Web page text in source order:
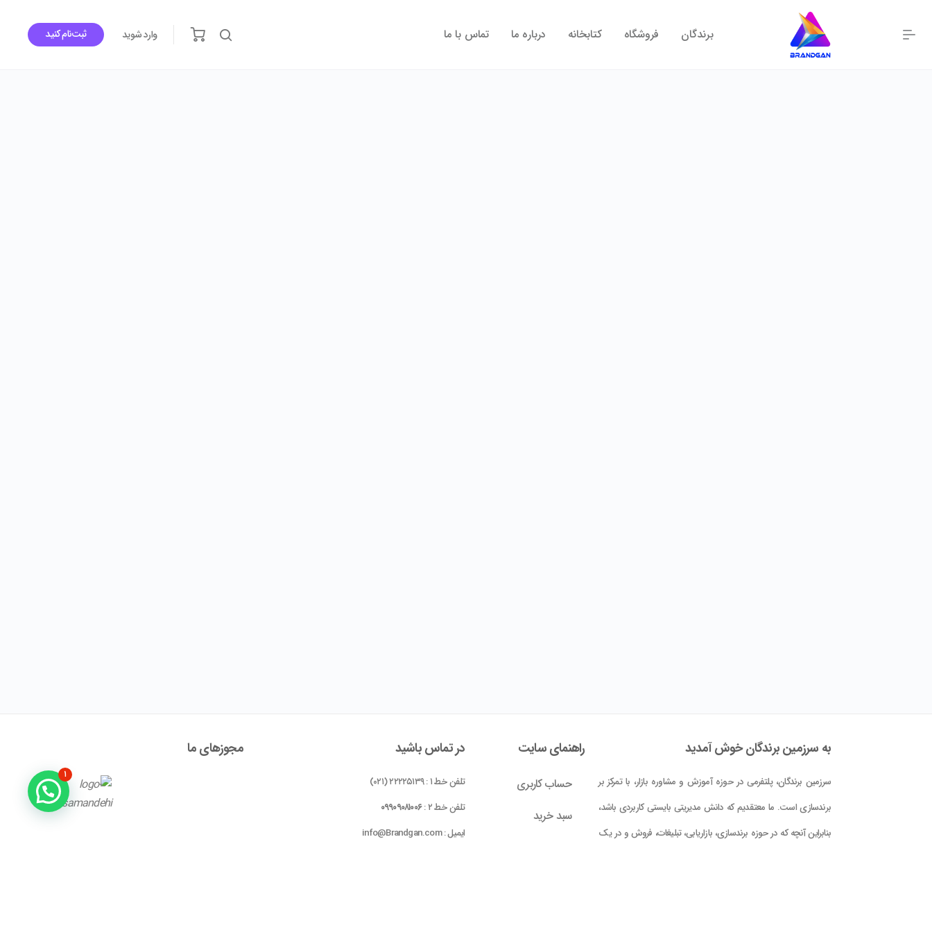
برندگان فروشگاه کتابخانه درباره ما تماس با ما وارد شوید ثبت‌نام کنید
به سرزمین برندگان خوش آمدید
سرزمین برندگان، پلتفرمی در حوزه آموزش و مشاوره بازار، با تمرکز بر
برندسازی است. ما معتقدیم که دانش مدیریتی بایستی کاربردی باشد،
بنابراین آنچه که در حوزه برندسازی، بازاریابی، تبلیغات، فروش و در یک
راهنمای سایت
حساب کاربری
سبد خرید
در تماس باشید
تلفن خط ۱ : ۲۲۲۲۵۱۳۹ (۰۲۱)
تلفن خط ۲ :
۰۹۹۰۹۰۸۱۰۰۶
ایمیل : info@Brandgan.com
مجوز‌های ما
۱